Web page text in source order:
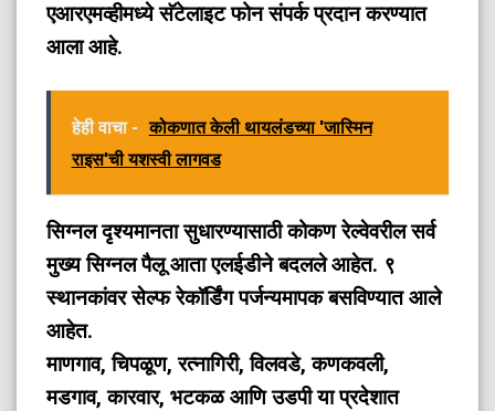
एआरएमव्हीमध्ये सॅटेलाइट फोन संपर्क प्रदान करण्यात
आला आहे.
हेही वाचा - कोकणात केली थायलंडच्या 'जास्मिन
राइस'ची यशस्वी लागवड
सिग्नल दृश्यमानता सुधारण्यासाठी कोकण रेल्वेवरील सर्व
मुख्य सिग्नल पैलू आता एलईडीने बदलले आहेत. ९
स्थानकांवर सेल्फ रेकॉर्डिंग पर्जन्यमापक बसविण्यात आले
आहेत.
माणगाव, चिपळूण, रत्नागिरी, विलवडे, कणकवली,
मडगाव, कारवार, भटकळ आणि उडपी या प्रदेशात